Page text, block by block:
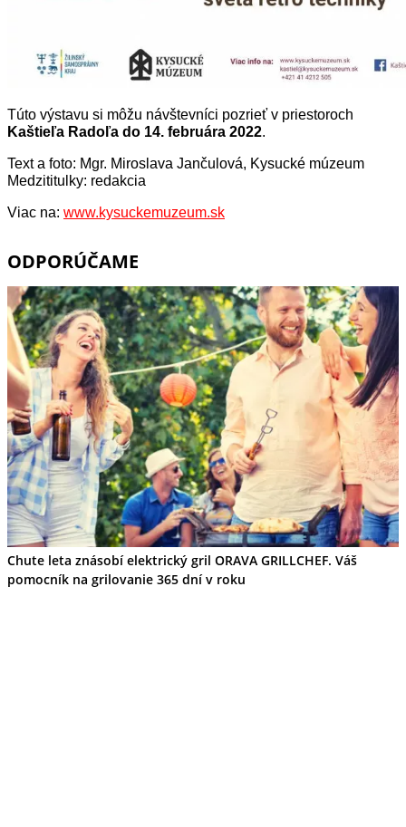
Túto výstavu si môžu návštevníci pozrieť v priestoroch
Kaštieľa Radoľa do 14. februára 2022.
Text a foto: Mgr. Miroslava Jančulová, Kysucké múzeum
Medzititulky: redakcia
Viac na: www.kysuckemuzeum.sk
ODPORÚČAME
Chute leta znásobí elektrický gril ORAVA GRILLCHEF. Váš
pomocník na grilovanie 365 dní v roku